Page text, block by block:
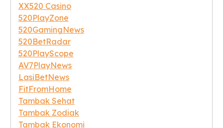
XX520 Casino
520PlayZone
520GamingNews
520BetRadar
520PlayScope
AV7PlayNews
LasiBetNews
FitFromHome
Tambak Sehat
Tambak Zodiak
Tambak Ekonomi